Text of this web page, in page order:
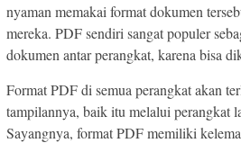
nyaman memakai format dokumen
mereka. PDF sendiri sangat populer
dokumen antar perangkat, karena bisa
Format PDF di semua perangkat akan
tampilannya, baik itu melalui perangkat
Sayangnya, format PDF memiliki